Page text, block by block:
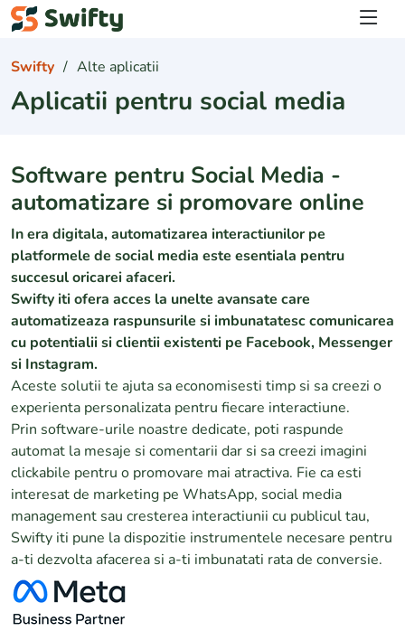
Swifty Alte aplicatii
Aplicatii pentru social media
Software pentru Social Media -
automatizare si promovare online
In era digitala, automatizarea interactiunilor pe
platformele de social media este esentiala pentru
succesul oricarei afaceri.
Swifty iti ofera acces la unelte avansate care
automatizeaza raspunsurile si imbunatatesc comunicarea
cu potentialii si clientii existenti pe Facebook, Messenger
si Instagram.
Aceste solutii te ajuta sa economisesti timp si sa creezi o
experienta personalizata pentru fiecare interactiune.
Prin software-urile noastre dedicate, poti raspunde
automat la mesaje si comentarii dar si sa creezi imagini
clickabile pentru o promovare mai atractiva. Fie ca esti
interesat de marketing pe WhatsApp, social media
management sau cresterea interactiunii cu publicul tau,
Swifty iti pune la dispozitie instrumentele necesare pentru
a-ti dezvolta afacerea si a-ti imbunatati rata de conversie.